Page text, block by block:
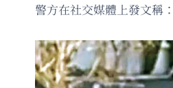
警方在社交媒體上發文稱